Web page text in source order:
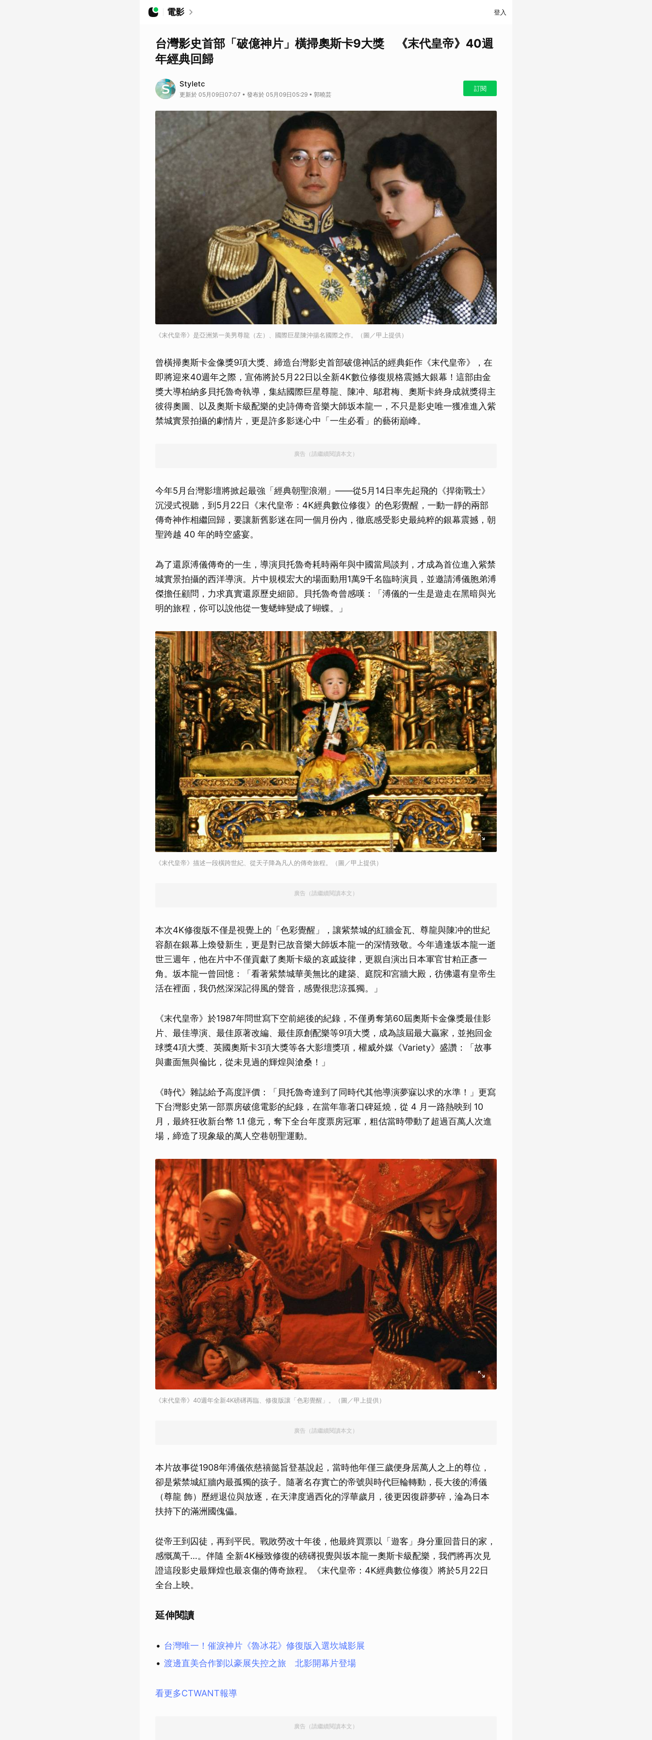
電影 登入
台灣影史首部「破億神片」橫掃奧斯卡9大獎 《末代皇帝》40週
年經典回歸
Styletc
更新於 05月09日07:07 • 發布於 05月09日05:29 • 郭曉芸
訂閱
《末代皇帝》是亞洲第一美男尊龍（左）、國際巨星陳沖揚名國際之作。（圖／甲上提供）
曾橫掃奧斯卡金像獎9項大獎、締造台灣影史首部破億神話的經典鉅作《末代皇帝》，在
即將迎來40週年之際，宣佈將於5月22日以全新4K數位修復規格震撼大銀幕！這部由金
獎大導柏納多貝托魯奇執導，集結國際巨星尊龍、陳冲、鄔君梅、奧斯卡終身成就獎得主
彼得奧圖、以及奧斯卡級配樂的史詩傳奇音樂大師坂本龍一，不只是影史唯一獲准進入紫
禁城實景拍攝的劇情片，更是許多影迷心中「一生必看」的藝術巔峰。
廣告（請繼續閱讀本文）
今年5月台灣影壇將掀起最強「經典朝聖浪潮」——從5月14日率先起飛的《捍衛戰士》
沉浸式視聽，到5月22日《末代皇帝：4K經典數位修復》的色彩覺醒，一動一靜的兩部
傳奇神作相繼回歸，要讓新舊影迷在同一個月份內，徹底感受影史最純粹的銀幕震撼，朝
聖跨越 40 年的時空盛宴。
為了還原溥儀傳奇的一生，導演貝托魯奇耗時兩年與中國當局談判，才成為首位進入紫禁
城實景拍攝的西洋導演。片中規模宏大的場面動用1萬9千名臨時演員，並邀請溥儀胞弟溥
傑擔任顧問，力求真實還原歷史細節。貝托魯奇曾感嘆：「溥儀的一生是遊走在黑暗與光
明的旅程，你可以說他從一隻蟋蟀變成了蝴蝶。」
《末代皇帝》描述一段橫跨世紀、從天子降為凡人的傳奇旅程。（圖／甲上提供）
廣告（請繼續閱讀本文）
本次4K修復版不僅是視覺上的「色彩覺醒」，讓紫禁城的紅牆金瓦、尊龍與陳冲的世紀
容顏在銀幕上煥發新生，更是對已故音樂大師坂本龍一的深情致敬。今年適逢坂本龍一逝
世三週年，他在片中不僅貢獻了奧斯卡級的哀戚旋律，更親自演出日本軍官甘粕正彥一
角。坂本龍一曾回憶：「看著紫禁城華美無比的建築、庭院和宮牆大殿，彷佛還有皇帝生
活在裡面，我仍然深深記得風的聲音，感覺很悲涼孤獨。」
《末代皇帝》於1987年問世寫下空前絕後的紀錄，不僅勇奪第60屆奧斯卡金像獎最佳影
片、最佳導演、最佳原著改編、最佳原創配樂等9項大獎，成為該屆最大贏家，並抱回金
球獎4項大獎、英國奧斯卡3項大獎等各大影壇獎項，權威外媒《Variety》盛讚：「故事
與畫面無與倫比，從未見過的輝煌與滄桑！」
《時代》雜誌給予高度評價：「貝托魯奇達到了同時代其他導演夢寐以求的水準！」更寫
下台灣影史第一部票房破億電影的紀錄，在當年靠著口碑延燒，從 4 月一路熱映到 10
月，最終狂收新台幣 1.1 億元，奪下全台年度票房冠軍，粗估當時帶動了超過百萬人次進
場，締造了現象級的萬人空巷朝聖運動。
《末代皇帝》40週年全新4K磅礡再臨、修復版讓「色彩覺醒」。（圖／甲上提供）
廣告（請繼續閱讀本文）
本片故事從1908年溥儀依慈禧懿旨登基說起，當時他年僅三歲便身居萬人之上的尊位，
卻是紫禁城紅牆內最孤獨的孩子。隨著名存實亡的帝號與時代巨輪轉動，長大後的溥儀
（尊龍 飾）歷經退位與放逐，在天津度過西化的浮華歲月，後更因復辟夢碎，淪為日本
扶持下的滿洲國傀儡。
從帝王到囚徒，再到平民。戰敗勞改十年後，他最終買票以「遊客」身分重回昔日的家，
感慨萬千…。伴隨 全新4K極致修復的磅礡視覺與坂本龍一奧斯卡級配樂，我們將再次見
證這段影史最輝煌也最哀傷的傳奇旅程。《末代皇帝：4K經典數位修復》將於5月22日
全台上映。
延伸閱讀
台灣唯一！催淚神片《魯冰花》修復版入選坎城影展
渡邊直美合作劉以豪展失控之旅 北影開幕片登場
看更多CTWANT報導
廣告（請繼續閱讀本文）
取消